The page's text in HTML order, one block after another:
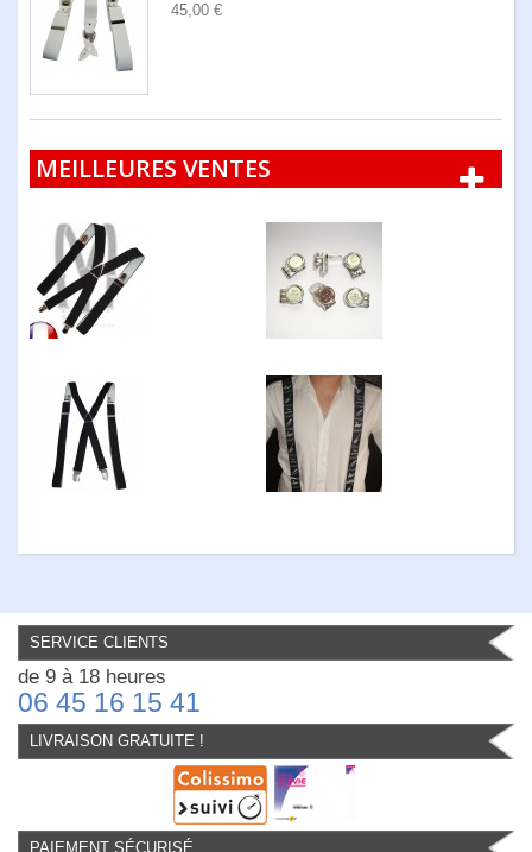
45,00 €
MEILLEURES VENTES
SERVICE CLIENTS
de 9 à 18 heures
06 45 16 15 41
LIVRAISON GRATUITE !
PAIEMENT SÉCURISÉ